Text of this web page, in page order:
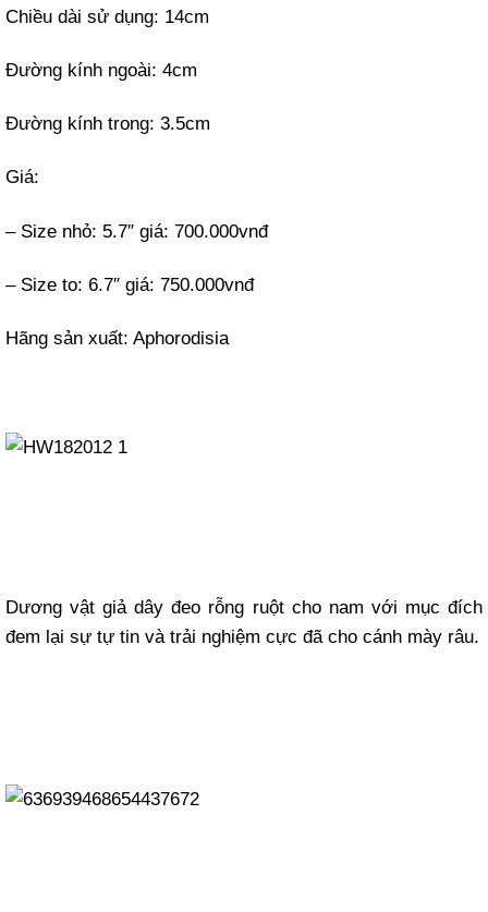
Chiều dài sử dụng: 14cm
Đường kính ngoài: 4cm
Đường kính trong: 3.5cm
Giá:
– Size nhỏ: 5.7″ giá: 700.000vnđ
– Size to: 6.7″ giá: 750.000vnđ
Hãng sản xuất: Aphorodisia
Dương vật giả dây đeo rỗng ruột cho nam với mục đích
đem lại sự tự tin và trải nghiệm cực đã cho cánh mày râu.